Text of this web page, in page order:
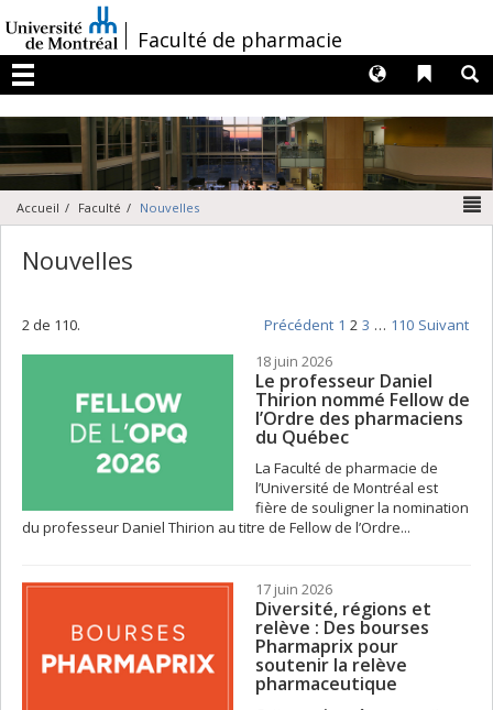
au
contenu
/Faculté de pharmacie
Menu
Liens
Langues
Accueil Faculté Nouvelles
Nouvelles
2 de 110. Précédent 1 2 3 … 110 Suivant
18 juin 2026
Le professeur Daniel
Thirion nommé Fellow de
l’Ordre des pharmaciens
du Québec
La Faculté de pharmacie de
l’Université de Montréal est
fière de souligner la nomination
du professeur Daniel Thirion au titre de Fellow de l’Ordre...
17 juin 2026
Diversité, régions et
relève : Des bourses
Pharmaprix pour
soutenir la relève
pharmaceutique